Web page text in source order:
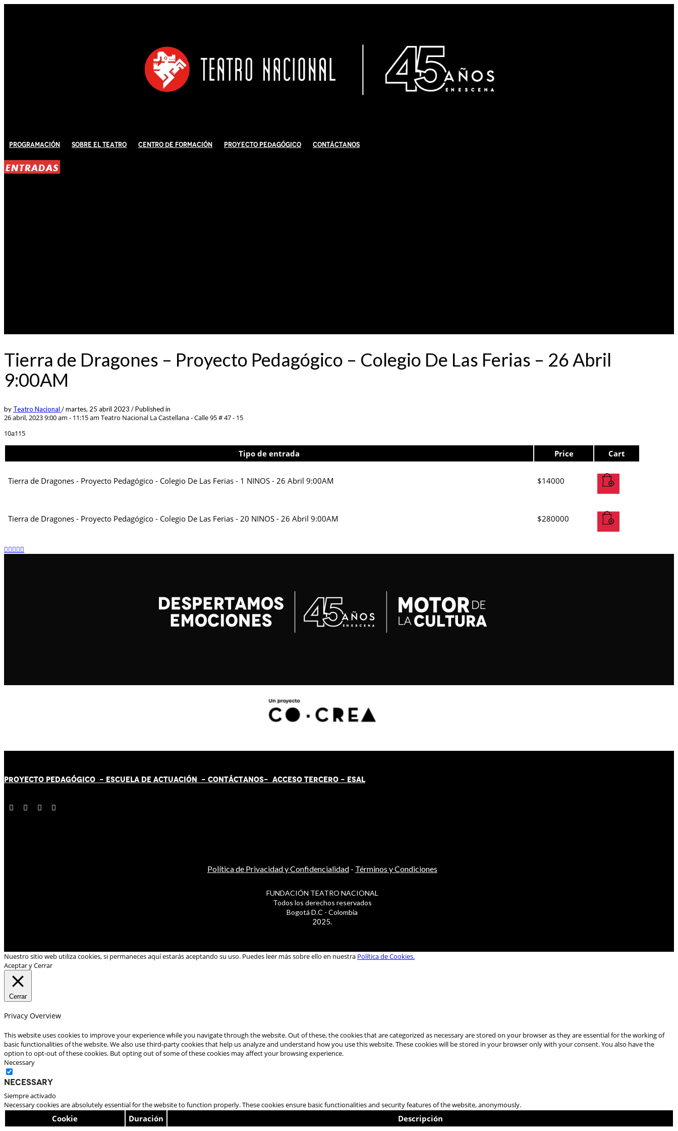
Programación Sobre El Teatro Centro de Formación Proyecto Pedagógico Contáctanos
ENTRADAS
Tierra de Dragones – Proyecto Pedagógico – Colegio De Las Ferias – 26 Abril
9:00AM
by Teatro Nacional /martes, 25 abril 2023 /Published in
26 abril, 2023 9:00 am - 11:15 am Teatro Nacional La Castellana - Calle 95 # 47 - 15
10a115
Tipo de entrada Price Cart
Tierra de Dragones - Proyecto Pedagógico - Colegio De Las Ferias - 1 NINOS - 26 Abril 9:00AM $14000
Tierra de Dragones - Proyecto Pedagógico - Colegio De Las Ferias - 20 NINOS - 26 Abril 9:00AM $280000
PROYECTO PEDAGÓGICO - ESCUELA DE ACTUACIÓN - CONTÁCTANOS- ACCESO TERCERO - ESAL
Política de Privacidad y Confidencialidad- Términos y Condiciones
FUNDACIÓN TEATRO NACIONAL
Todos los derechos reservados
Bogotá D.C - Colombia
2025.
Nuestro sitio web utiliza cookies, si permaneces aquí estarás aceptando su uso. Puedes leer más sobre ello en nuestra Política de Cookies.
Aceptar y Cerrar
Cerrar
Privacy Overview
This website uses cookies to improve your experience while you navigate through the website. Out of these, the cookies that are categorized as necessary are stored on your browser as they are essential for the working of
basic functionalities of the website. We also use third-party cookies that help us analyze and understand how you use this website. These cookies will be stored in your browser only with your consent. You also have the
option to opt-out of these cookies. But opting out of some of these cookies may affect your browsing experience.
Necessary
Necessary
Siempre activado
Necessary cookies are absolutely essential for the website to function properly. These cookies ensure basic functionalities and security features of the website, anonymously.
Cookie Duración
Descripción